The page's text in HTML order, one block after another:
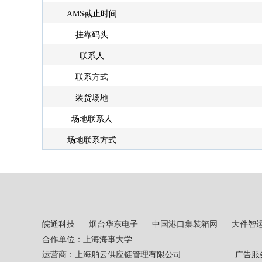
AMS截止时间
挂靠码头
联系人
联系方式
装货场地
场地联系人
场地联系方式
皖通科技 烟台华东电子 中国港口集装箱网
大件智
合作单位：上海海事大学
运营商：上海舶云供应链管理有限公司 广告服务热